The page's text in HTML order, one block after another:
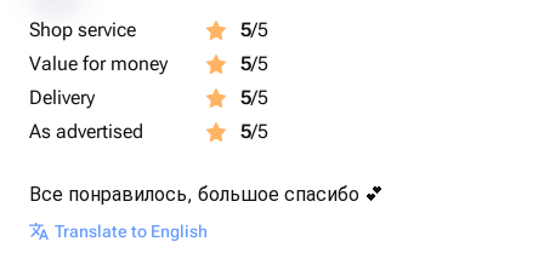
Shop service 5/5
Value for money
5/5
Delivery
5/5
As advertised
5/5
Все понравилось, большое спасибо 💕
Translate to English